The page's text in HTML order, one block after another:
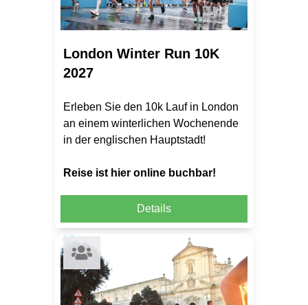
London Winter Run 10K
2027
Erleben Sie den 10k Lauf in London
an einem winterlichen Wochenende
in der englischen Hauptstadt!
Reise ist hier online buchbar!
Details